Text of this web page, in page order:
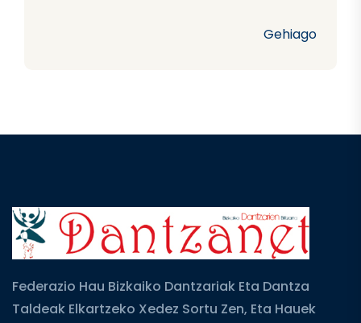
Gehiago
Federazio Hau Bizkaiko Dantzariak Eta Dantza
Taldeak Elkartzeko Xedez Sortu Zen, Eta Hauek